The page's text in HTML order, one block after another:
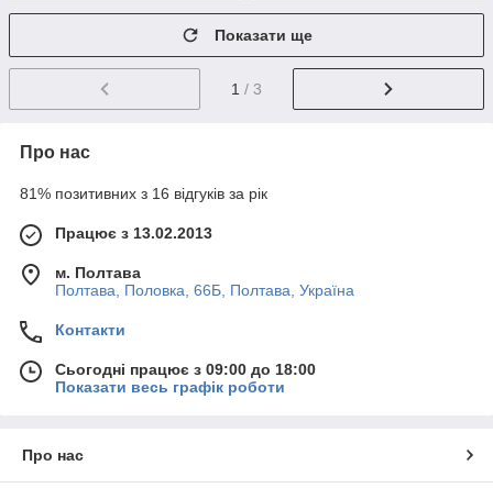
Показати ще
1 / 3
Про нас
81% позитивних з 16 відгуків за рік
Працює з 13.02.2013
м. Полтава
Полтава, Половка, 66Б, Полтава, Україна
Контакти
Сьогодні працює з 09:00 до 18:00
Показати весь графік роботи
Про нас